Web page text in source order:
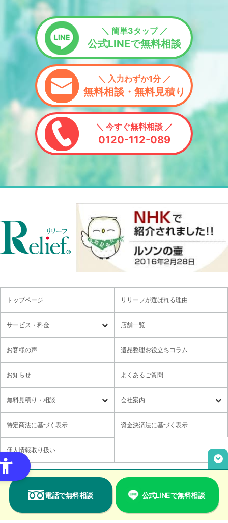
＼ 簡単3タップ ／
公式LINEで無料相談
＼ 入力わずか1分 ／
無料相談・無料見積り
＼ 今すぐ無料相談 ／
0120-112-089
電話で無料相談 公式LINEで無料相談
トップページ リリーフが選ばれる理由
サービス・料金
遺品整理 残置物撤去
特殊清掃・孤独死 ゴミ屋敷・モノ屋敷
各種セミナーのご案内 領収書の発行方法
店舗一覧
お客様の声 遺品整理お役立ちコラム
お知らせ よくあるご質問
無料⾒積り・相談
無料⾒積り・相談 LINE無料相談
ご意見箱
取材・講演依頼
会社案内
社長メッセージ
特定商法に基づく表示 資金決済法に基づく表示
個人情報取り扱い
Copyright© Relief,Inc All rights reserved.